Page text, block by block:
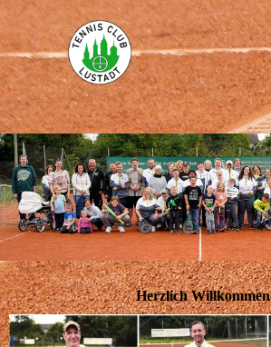
Herzlich Willkommen